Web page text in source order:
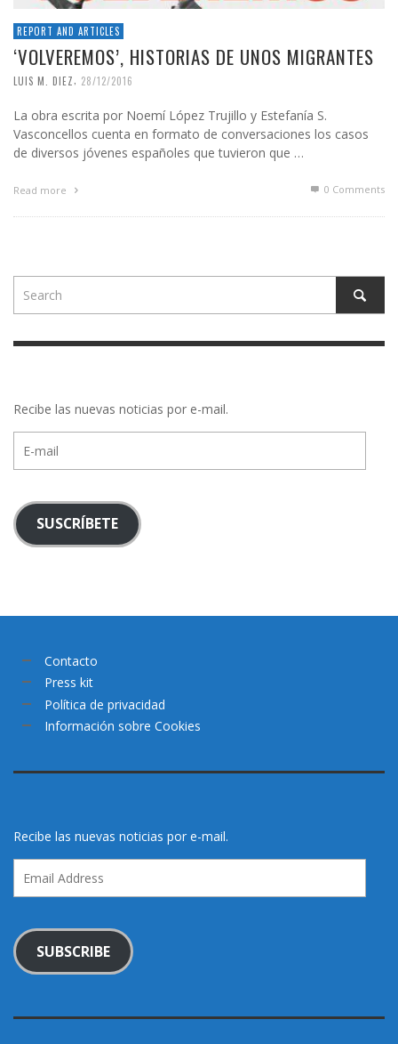
REPORT AND ARTICLES
‘VOLVEREMOS’, HISTORIAS DE UNOS MIGRANTES
LUIS M. DIEZ 28/12/2016
La obra escrita por Noemí López Trujillo y Estefanía S.
Vasconcellos cuenta en formato de conversaciones los casos
de diversos jóvenes españoles que tuvieron que …
Read more 0 Comments
Recibe las nuevas noticias por e-mail.
mail
SUSCRÍBETE
Contacto
Press kit
Política de privacidad
Información sobre Cookies
Recibe las nuevas noticias por e-mail.
Address
SUBSCRIBE